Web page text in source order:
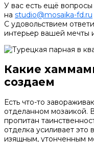
У вас есть ещё
на studio@mosaika-fd.ru
С удовольствием
интерьер вашей мечты
Какие
создаем
Есть что-то
отделанном мозаикой.
пропитан
отделка усиливает это
изящным, утонченным